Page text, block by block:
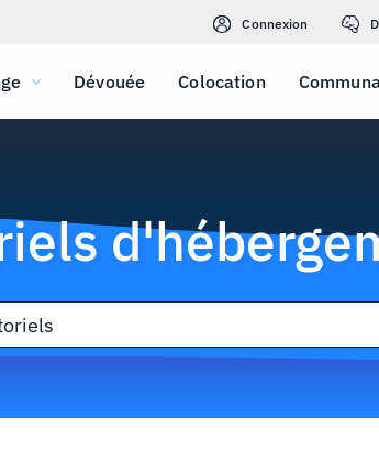
Connexion
Dévouée Colocation